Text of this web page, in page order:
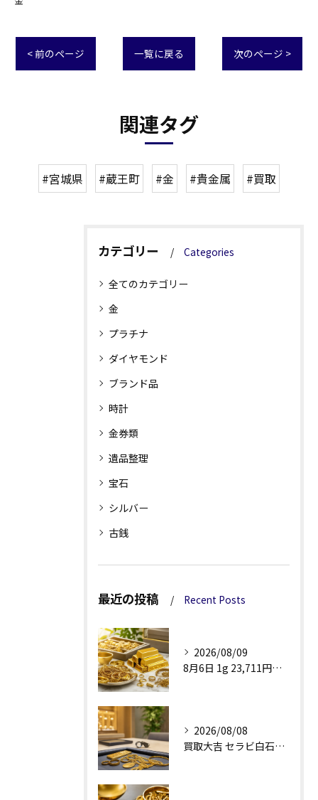
< 前のページ 一覧に戻る 次のページ >
関連タグ
#宮城県 #蔵王町 #金 #貴金属 #買取
カテゴリー Categories
全てのカテゴリー
金
プラチナ
ダイヤモンド
ブランド品
時計
金券類
遺品整理
宝石
シルバー
古銭
最近の投稿 Recent Posts
2026/08/09
8月6日 1g 23,711円で見る金・貴金属買取
2026/08/08
買取大吉 セラビ白石店の金買取、査定理由が見える安心感